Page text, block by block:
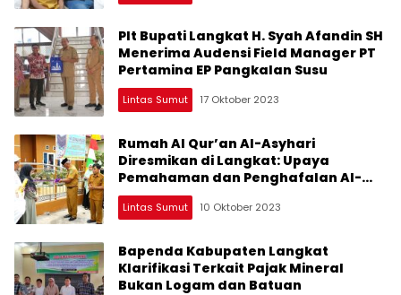
Plt Bupati Langkat H. Syah Afandin SH
Menerima Audensi Field Manager PT
Pertamina EP Pangkalan Susu
Lintas Sumut 17 Oktober 2023
Rumah Al Qur’an Al-Asyhari
Diresmikan di Langkat: Upaya
Pemahaman dan Penghafalan Al-
Qur’an
Lintas Sumut 10 Oktober 2023
Bapenda Kabupaten Langkat
Klarifikasi Terkait Pajak Mineral
Bukan Logam dan Batuan